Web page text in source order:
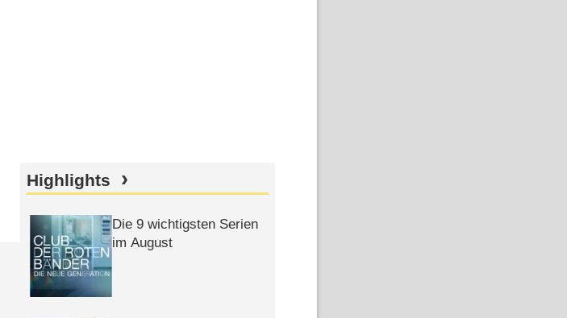
Highlights
Die 9 wichtigsten Serien
im August